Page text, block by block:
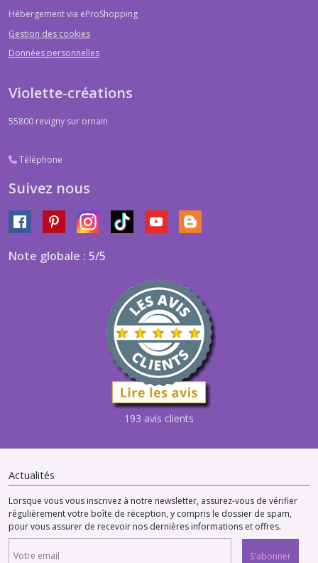
Hébergement via eProShopping
Gestion des cookies
Données personnelles
Violette-créations
55800 revigny sur ornain
Téléphone
Suivez nous
Note globale : 5/5
193 avis clients
Actualités
Lorsque vous vous inscrivez à notre newsletter, assurez-vous de vérifier
régulièrement votre boîte de réception, y compris le dossier de spam,
pour vous assurer de recevoir nos dernières informations et offres.
S'abonner